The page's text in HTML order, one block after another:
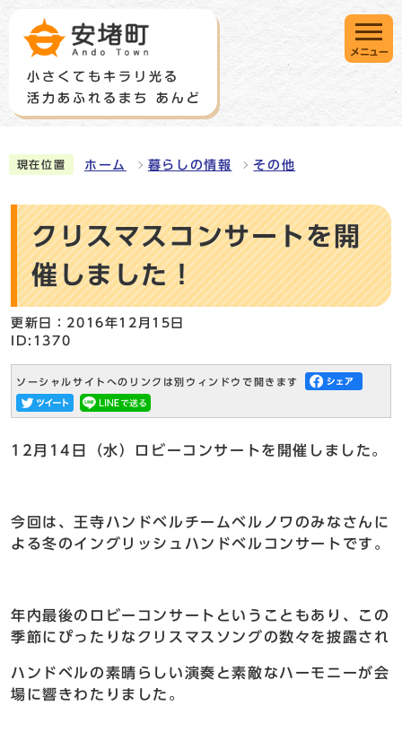
メニュー
現在位置 ホーム 暮らしの情報 その他
クリスマスコンサートを開
催しました！
更新日：2016年12月15日
ID:1370
ソーシャルサイトへのリンクは別ウィンドウで開きます
12月14日（水）ロビーコンサートを開催しました。
今回は、王寺ハンドベルチームベルノワのみなさんに
よる冬のイングリッシュハンドベルコンサートです。
年内最後のロビーコンサートということもあり、この
季節にぴったりなクリスマスソングの数々を披露され
ハンドベルの素晴らしい演奏と素敵なハーモニーが会
場に響きわたりました。